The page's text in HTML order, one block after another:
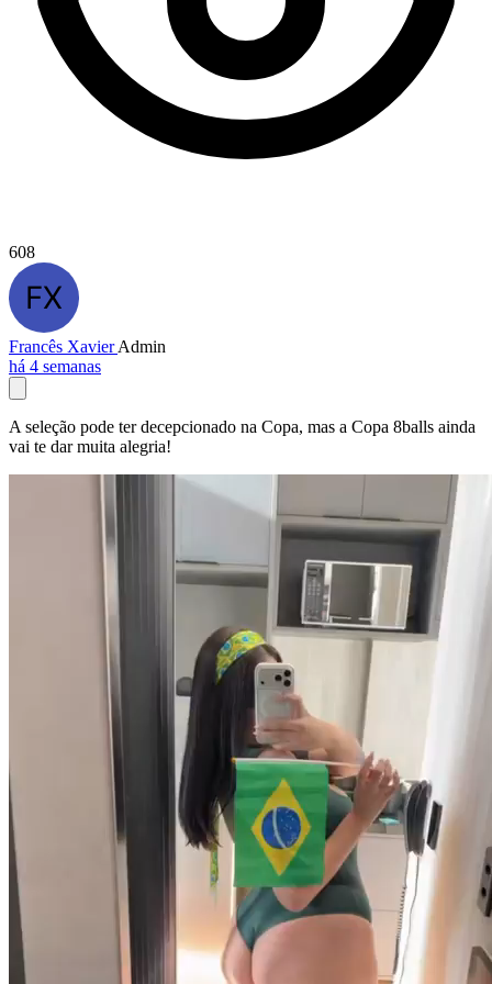
608
Francês XavierAdmin
há 4 semanas
A seleção pode ter decepcionado na Copa, mas a Copa 8balls ainda
vai te dar muita alegria!